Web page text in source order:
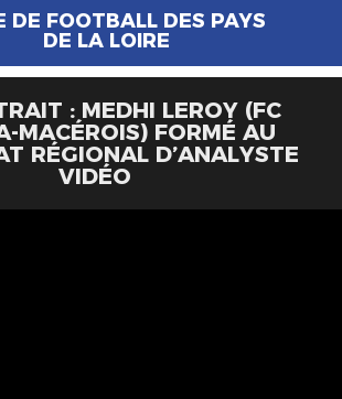
DE FOOTBALL DES PAYS
DE LA LOIRE
: MEDHI LEROY (FC
MACÉROIS) FORMÉ AU
RÉGIONAL D’ANALYSTE
VIDÉO